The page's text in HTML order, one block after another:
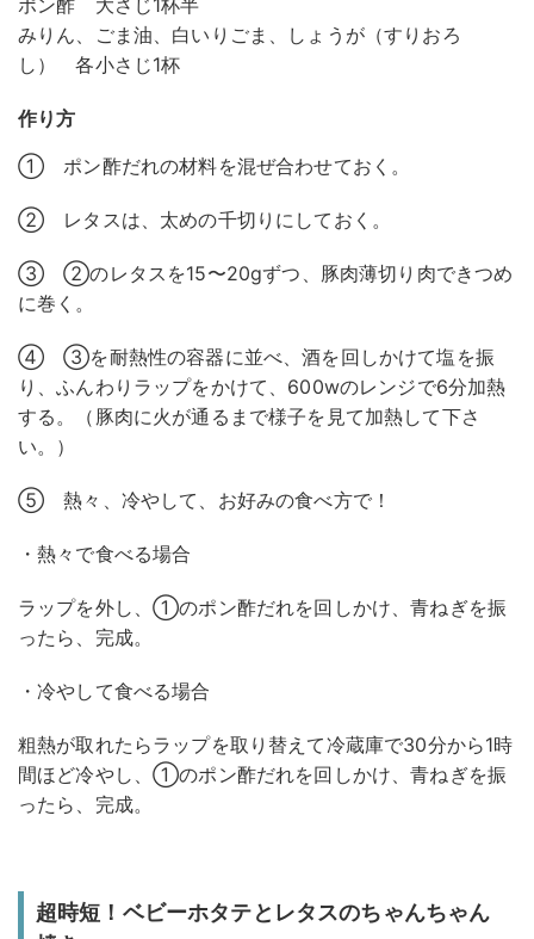
みりん、ごま油、白いりごま、しょうが（すりおろ
し） 各小さじ1杯
作り方
① ポン酢だれの材料を混ぜ合わせておく。
② レタスは、太めの千切りにしておく。
③ ②のレタスを15〜20gずつ、豚肉薄切り肉できつめ
に巻く。
④ ③を耐熱性の容器に並べ、酒を回しかけて塩を振
り、ふんわりラップをかけて、600wのレンジで6分加熱
する。（豚肉に火が通るまで様子を見て加熱して下さ
い。）
⑤ 熱々、冷やして、お好みの食べ方で！
・熱々で食べる場合
ラップを外し、①のポン酢だれを回しかけ、青ねぎを振
ったら、完成。
・冷やして食べる場合
粗熱が取れたらラップを取り替えて冷蔵庫で30分から1時
間ほど冷やし、①のポン酢だれを回しかけ、青ねぎを振
ったら、完成。
超時短！ベビーホタテとレタスのちゃんちゃん